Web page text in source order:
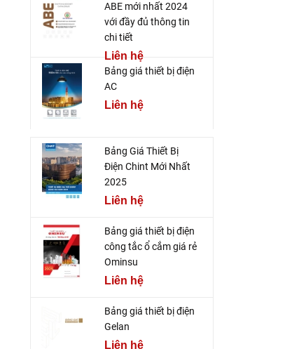
ABE mới nhất 2024
với đầy đủ thông tin
chi tiết
Liên hệ
Bảng giá thiết bị điện
AC
Liên hệ
Bảng Giá Thiết Bị
Điện Chint Mới Nhất
2025
Liên hệ
Bảng giá thiết bị điện
công tắc ổ cắm giá rẻ
Ominsu
Liên hệ
Bảng giá thiết bị điện
Gelan
Liên hệ